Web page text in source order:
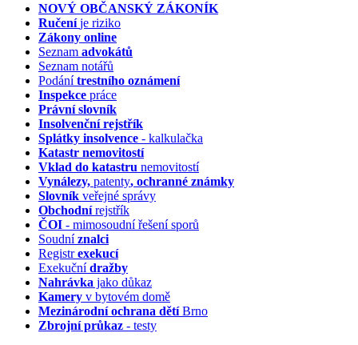
NOVÝ OBČANSKÝ ZÁKONÍK
Ručeníje riziko
Zákony online
Seznam advokátů
Seznam notářů
Podánítrestního oznámení
Inspekce práce
Právní slovník
Insolvenčnírejstřík
Splátky insolvence - kalkulačka
Katastr nemovitostí
Vklad do katastru nemovitostí
Vynálezy, patenty, ochranné známky
Slovník veřejné správy
Obchodnírejstřík
ČOI - mimosoudní řešení sporů
Soudníznalci
Registrexekucí
Exekučnídražby
Nahrávka jako důkaz
Kamery v bytovém domě
Mezinárodní ochrana dětíBrno
Zbrojní průkaz - testy